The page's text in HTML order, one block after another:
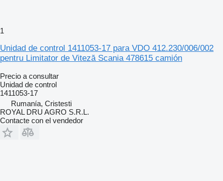
1
Unidad de control 1411053-17 para VDO 412.230/006/002
pentru Limitator de Viteză Scania 478615 camión
Precio a consultar
Unidad de control
1411053-17
Rumanía, Cristesti
ROYAL DRU AGRO S.R.L.
Contacte con el vendedor